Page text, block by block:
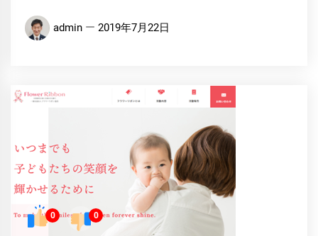
admin 2019年7月22日
0 0